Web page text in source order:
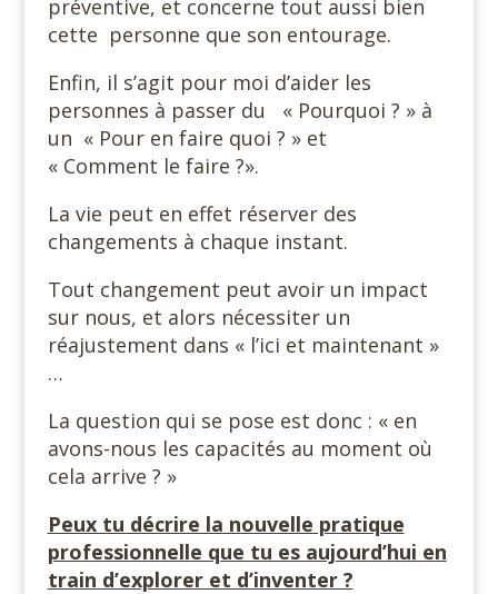
préventive, et concerne tout aussi bien
cette personne que son entourage.
Enfin, il s’agit pour moi d’aider les
personnes à passer du « Pourquoi ? » à
un « Pour en faire quoi ? » et
« Comment le faire ?».
La vie peut en effet réserver des
changements à chaque instant.
Tout changement peut avoir un impact
sur nous, et alors nécessiter un
réajustement dans « l’ici et maintenant »
…
La question qui se pose est donc : « en
avons-nous les capacités au moment où
cela arrive ? »
Peux tu décrire la nouvelle pratique
professionnelle que tu es aujourd’hui en
train d’explorer et d’inventer ?